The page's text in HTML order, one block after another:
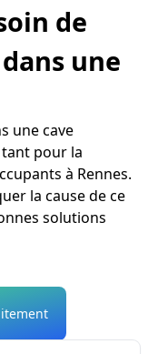
de
une
une cave
pour la
à Rennes.
la cause de ce
solutions